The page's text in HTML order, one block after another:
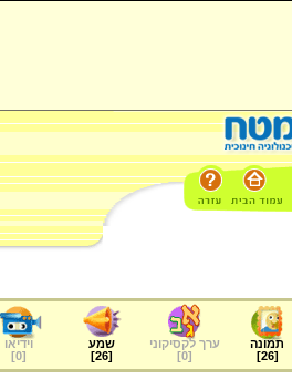
תמונה
[
26
]
ערך לקסיקוני
[
0
]
שמע
[
26
]
וידיאו
[
0
]